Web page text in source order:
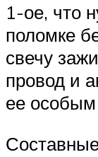
1-ое, что
поломке
свечу
провод и
ее